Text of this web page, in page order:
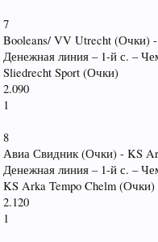
7
Booleans/ VV Utrecht (Очки)
Денежная линия – 1-й с. –
Sliedrecht Sport (Очки)
2.090
1
8
Авиа Свидник (Очки) - KS
Денежная линия – 1-й с. –
KS Arka Tempo Chelm (Очки)
2.120
1